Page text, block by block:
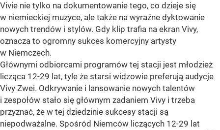
Vivie nie tylko na dokumentowanie tego, co dzieje się
w niemieckiej muzyce, ale także na wyraźne dyktowanie
nowych trendów i stylów. Gdy klip trafia na ekran Vivy,
oznacza to ogromny sukces komercyjny artysty
w Niemczech.
Głównymi odbiorcami programów tej stacji jest młodzież
licząca 12-29 lat, tyle że starsi widzowie preferują audycje
Vivy Zwei. Odkrywanie i lansowanie nowych talentów
i zespołów stało się głównym zadaniem Vivy i trzeba
przyznać, że w tej dziedzinie sukcesy stacji są
niepodważalne. Spośród Niemców liczących 12-29 lat